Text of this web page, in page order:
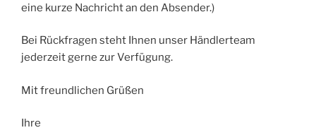
eine kurze Nachricht an den Absender.)
Bei Rückfragen steht Ihnen unser Händlerteam
jederzeit gerne zur Verfügung.
Mit freundlichen Grüßen
Ihre